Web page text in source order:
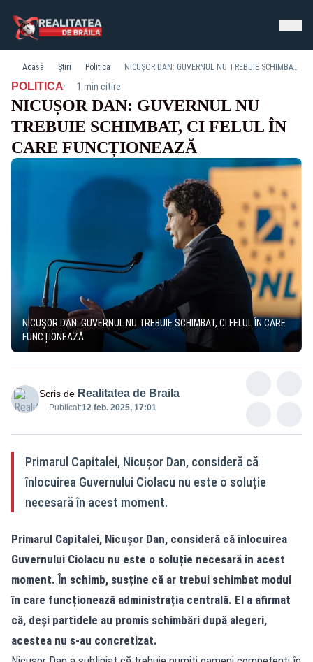
Acasă Știri Politica NICUȘOR DAN: GUVERNUL NU TREBUIE SCHIMBAT, CI FELUL ÎN CARE FUNCȚIONEAZĂ
POLITICA· 1 min citire
NICUȘOR DAN: GUVERNUL NU
TREBUIE SCHIMBAT, CI FELUL ÎN
CARE FUNCȚIONEAZĂ
NICUȘOR DAN: GUVERNUL NU TREBUIE SCHIMBAT, CI FELUL ÎN CARE
FUNCȚIONEAZĂ
Scris de Realitatea de Braila
Publicat:12 feb. 2025, 17:01
Primarul Capitalei, Nicușor Dan, consideră că
înlocuirea Guvernului Ciolacu nu este o soluție
necesară în acest moment.
Primarul Capitalei, Nicușor Dan, consideră că înlocuirea
Guvernului Ciolacu nu este o soluție necesară în acest
moment. În schimb, susține că ar trebui schimbat modul
în care funcționează administrația centrală. El a afirmat
că, deși partidele au promis schimbări după alegeri,
acestea nu s-au concretizat.